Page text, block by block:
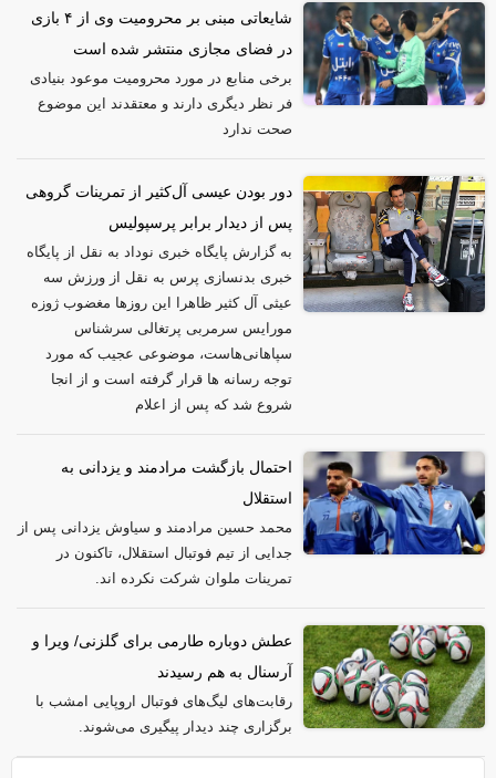
شایعاتی مبنی بر محرومیت وی از ۴ بازی
در فضای مجازی منتشر شده است
برخی منابع در مورد محرومیت موعود بنیادی
فر نظر دیگری دارند و معتقدند این موضوع
صحت ندارد
دور بودن عیسی آل‌کثیر از تمرینات گروهی
پس از دیدار برابر پرسپولیس
به گزارش پایگاه خبری نوداد به نقل از پایگاه
خبری بدنسازی پرس به نقل از ورزش سه
عیثی آل کثیر ظاهرا این روزها مغضوب ژوزه
مورایس سرمربی پرتغالی سرشناس
سپاهانی‌هاست، موضوعی عجیب که مورد
توجه رسانه ها قرار گرفته است و از انجا
شروع شد که پس از اعلام
احتمال بازگشت مرادمند و یزدانی به
استقلال
محمد حسین مرادمند و سیاوش یزدانی پس از
جدایی از تیم فوتبال استقلال، تاکنون در
تمرینات ملوان شرکت نکرده اند.
عطش دوباره طارمی برای گلزنی/ ویرا و
آرسنال به هم رسیدند
رقابت‌های لیگ‌های فوتبال اروپایی امشب با
برگزاری چند دیدار پیگیری می‌شوند.